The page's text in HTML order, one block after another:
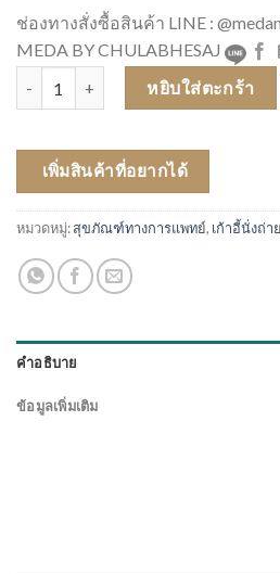
ช่องทางสั่งซื้อสินค้า LINE :
MEDA BY CHULABHESAJ
จำนวน เก้าอี้นั่งถ่ายเหล็ก Y896 พับเก็บ
หยิบใส่ตะกร้า
เพิ่มสินค้าที่อยากได้
หมวดหมู่:สุขภัณฑ์ทางการแพทย์, เก้าอี้นั่งถ่าย
คำอธิบาย
ข้อมูลเพิ่มเติม